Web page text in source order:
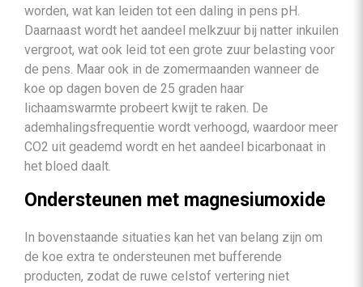
worden, wat kan leiden tot een daling in pens pH.
Daarnaast wordt het aandeel melkzuur bij natter inkuilen
vergroot, wat ook leid tot een grote zuur belasting voor
de pens. Maar ook in de zomermaanden wanneer de
koe op dagen boven de 25 graden haar
lichaamswarmte probeert kwijt te raken. De
ademhalingsfrequentie wordt verhoogd, waardoor meer
CO2 uit geademd wordt en het aandeel bicarbonaat in
het bloed daalt.
Ondersteunen met magnesiumoxide
In bovenstaande situaties kan het van belang zijn om
de koe extra te ondersteunen met bufferende
producten, zodat de ruwe celstof vertering niet